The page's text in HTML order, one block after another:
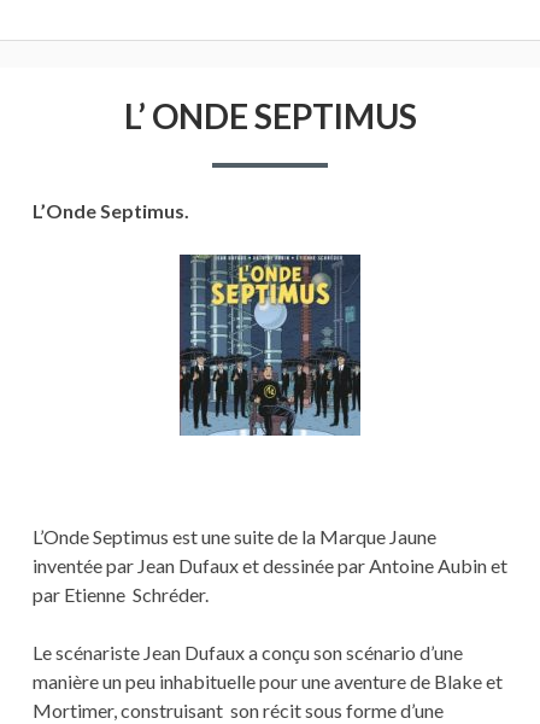
L’ ONDE SEPTIMUS
L’Onde Septimus.
L’Onde Septimus est une suite de la Marque Jaune
inventée par Jean Dufaux et dessinée par Antoine Aubin et
par Etienne Schréder.
Le scénariste Jean Dufaux a conçu son scénario d’une
manière un peu inhabituelle pour une aventure de Blake et
Mortimer, construisant son récit sous forme d’une